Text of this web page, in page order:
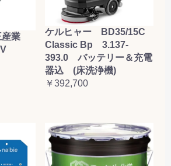
産業
ケルヒャー BD35/15C
Classic Bp 3.137-
393.0 バッテリー＆充電
器込 (床洗浄機)
￥392,700